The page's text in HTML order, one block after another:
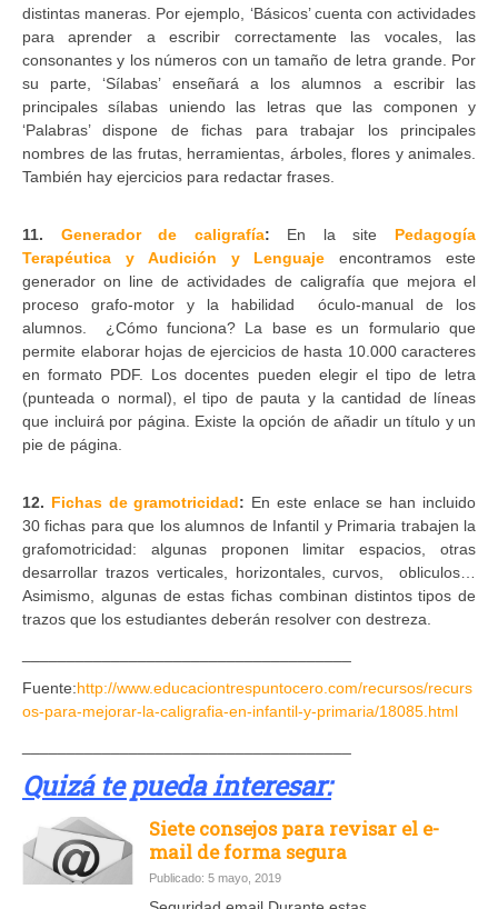
distintas maneras. Por ejemplo, ‘Básicos’ cuenta con actividades
para aprender a escribir correctamente las vocales, las
consonantes y los números con un tamaño de letra grande. Por
su parte, ‘Sílabas’ enseñará a los alumnos a escribir las
principales sílabas uniendo las letras que las componen y
‘Palabras’ dispone de fichas para trabajar los principales
nombres de las frutas, herramientas, árboles, flores y animales.
También hay ejercicios para redactar frases.
11. Generador de caligrafía: En la site Pedagogía
Terapéutica y Audición y Lenguaje
encontramos este
generador on line de actividades de caligrafía que mejora el
proceso grafo-motor y la habilidad óculo-manual de los
alumnos. ¿Cómo funciona? La base es un formulario que
permite elaborar hojas de ejercicios de hasta 10.000 caracteres
en formato PDF. Los docentes pueden elegir el tipo de letra
(punteada o normal), el tipo de pauta y la cantidad de líneas
que incluirá por página. Existe la opción de añadir un título y un
pie de página.
12. Fichas de gramotricidad: En este enlace se han incluido
30 fichas para que los alumnos de Infantil y Primaria trabajen la
grafomotricidad: algunas proponen limitar espacios, otras
desarrollar trazos verticales, horizontales, curvos, obliculos…
Asimismo, algunas de estas fichas combinan distintos tipos de
trazos que los estudiantes deberán resolver con destreza.
Fuente:http://www.educaciontrespuntocero.com/recursos/recurs
os-para-mejorar-la-caligrafia-en-infantil-y-primaria/18085.html
Quizá te pueda interesar:
Siete consejos para revisar el e-
mail de forma segura
Publicado: 5 mayo, 2019